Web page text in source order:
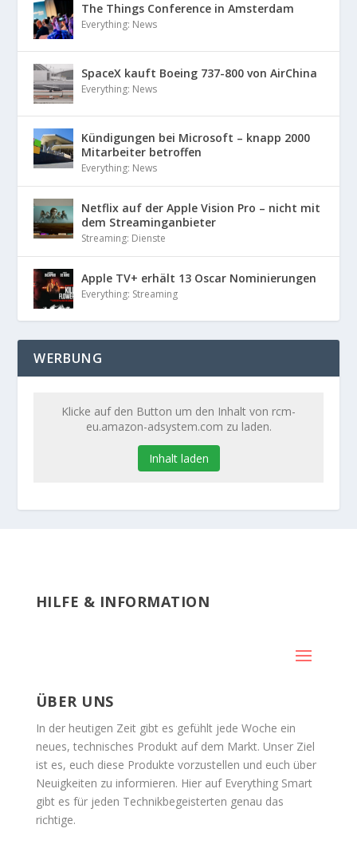
The Things Conference in Amsterdam
Everything: News
SpaceX kauft Boeing 737-800 von AirChina
Everything: News
Kündigungen bei Microsoft – knapp 2000
Mitarbeiter betroffen
Everything: News
Netflix auf der Apple Vision Pro – nicht mit
dem Streaminganbieter
Streaming: Dienste
Apple TV+ erhält 13 Oscar Nominierungen
Everything: Streaming
WERBUNG
Klicke auf den Button um den Inhalt von rcm-
eu.amazon-adsystem.com zu laden.
Inhalt laden
HILFE & INFORMATION
ÜBER UNS
In der heutigen Zeit gibt es gefühlt jede Woche ein
neues, technisches Produkt auf dem Markt. Unser Ziel
ist es, euch diese Produkte vorzustellen und euch über
Neuigkeiten zu informieren. Hier auf Everything Smart
gibt es für jeden Technikbegeisterten genau das
richtige.